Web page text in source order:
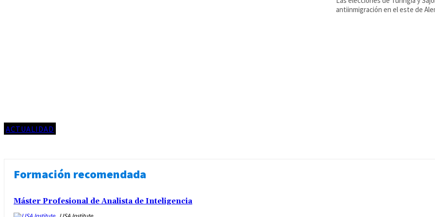
ACTUALIDAD
antiinmigración en el este de
Formación recomendada
Máster Profesional de Analista de Inteligencia